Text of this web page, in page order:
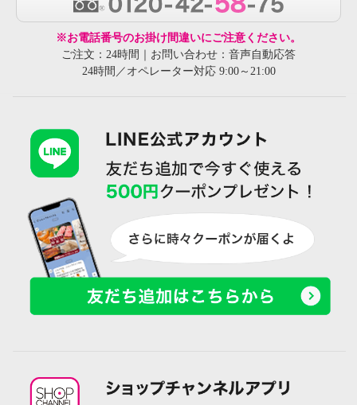
※お電話番号のお掛け間違いにご注意ください。
ご注文：24時間｜お問い合わせ：音声自動応答
24時間／オペレーター対応 9:00～21:00